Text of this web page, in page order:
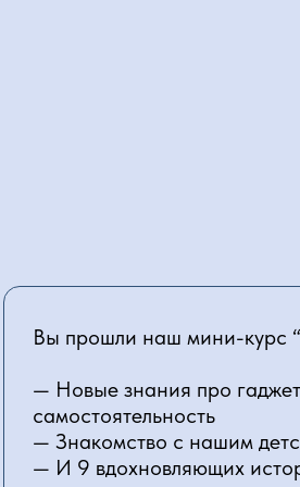
Вы прошли наш мини-курс
— Новые знания про
самостоятельность
— Знакомство с нашим
— И 9 вдохновляющих